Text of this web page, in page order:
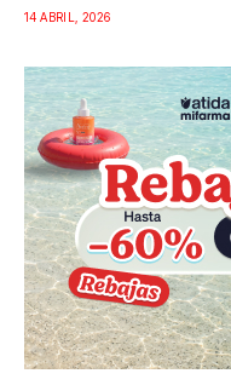
14 ABRIL, 2026